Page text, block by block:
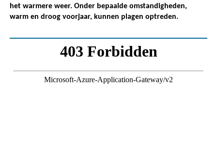
het warmere weer. Onder bepaalde omstandigheden,
warm en droog voorjaar, kunnen plagen optreden.